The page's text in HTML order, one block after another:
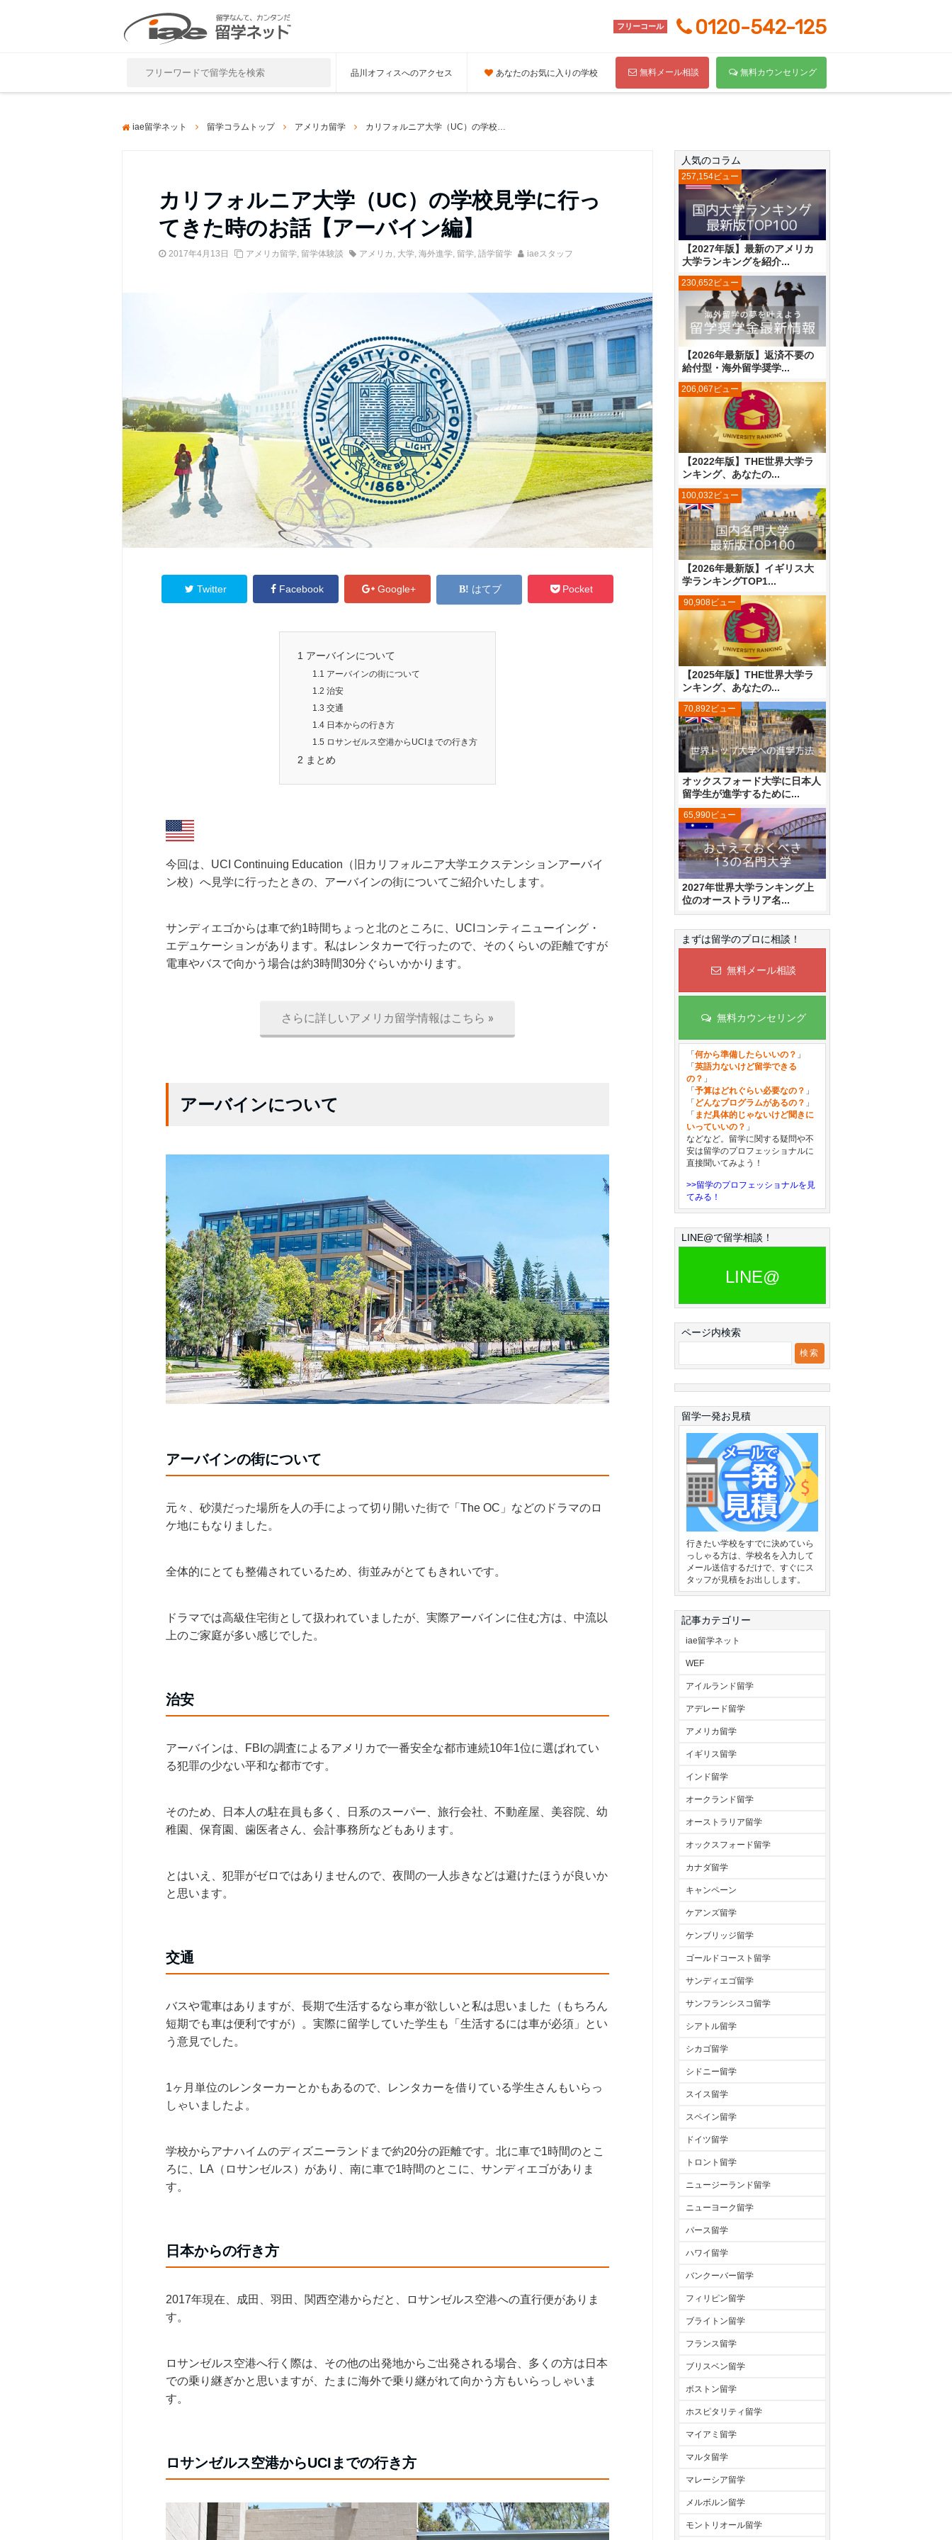
フリーコール 0120-542-125
品川オフィスへのアクセス あなたのお気に入りの学校 無料メール相談 無料カウンセリング
iae留学ネット 留学コラムトップ アメリカ留学 カリフォルニア大学（UC）の学校見学に行ってきた時のお話【アーバイン編】
カリフォルニア大学（UC）の学校見学に行っ
てきた時のお話【アーバイン編】
2017年4月13日 アメリカ留学, 留学体験談 アメリカ , 大学, 海外進学, 留学, 語学留学 iaeスタッフ
Twitter Facebook Google+ はてブ Pocket
1 アーバインについて
1.1 アーバインの街について
1.2 治安
1.3 交通
1.4日本からの行き方
1.5 ロサンゼルス空港からUCIまでの行き方
2 まとめ
今回は、UCI Continuing Education（旧カリフォルニア大学エクステンションアーバイ
ン校）へ見学に行ったときの、アーバインの街についてご紹介いたします。
サンディエゴからは車で約1時間ちょっと北のところに、UCIコンティニューイング・
エデュケーションがあります。私はレンタカーで行ったので、そのくらいの距離ですが
電車やバスで向かう場合は約3時間30分ぐらいかかります。
さらに詳しいアメリカ留学情報はこちら »
アーバインについて
アーバインの街について
元々、砂漠だった場所を人の手によって切り開いた街で「The OC」などのドラマのロ
ケ地にもなりました。
全体的にとても整備されているため、街並みがとてもきれいです。
ドラマでは高級住宅街として扱われていましたが、実際アーバインに住む方は、中流以
上のご家庭が多い感じでした。
治安
アーバインは、FBIの調査によるアメリカで一番安全な都市連続10年1位に選ばれてい
る犯罪の少ない平和な都市です。
そのため、日本人の駐在員も多く、日系のスーパー、旅行会社、不動産屋、美容院、幼
稚園、保育園、歯医者さん、会計事務所などもあります。
とはいえ、犯罪がゼロではありませんので、夜間の一人歩きなどは避けたほうが良いか
と思います。
交通
バスや電車はありますが、長期で生活するなら車が欲しいと私は思いました（もちろん
短期でも車は便利ですが）。実際に留学していた学生も「生活するには車が必須」とい
う意見でした。
1ヶ月単位のレンターカーとかもあるので、レンタカーを借りている学生さんもいらっ
しゃいましたよ。
学校からアナハイムのディズニーランドまで約20分の距離です。北に車で1時間のとこ
ろに、LA（ロサンゼルス）があり、南に車で1時間のとこに、サンディエゴがありま
す。
日本からの行き方
2017年現在、成田、羽田、関西空港からだと、ロサンゼルス空港への直行便がありま
す。
ロサンゼルス空港へ行く際は、その他の出発地からご出発される場合、多くの方は日本
での乗り継ぎかと思いますが、たまに海外で乗り継がれて向かう方もいらっしゃいま
す。
ロサンゼルス空港からUCIまでの行き方
人気のコラム
【2027年版】最新のアメリカ
大学ランキングを紹介...
257,154ビュー
【2026年最新版】返済不要の
給付型・海外留学奨学...
230,652ビュー
【2022年版】THE世界大学ラ
ンキング、あなたの...
206,067ビュー
【2026年最新版】イギリス大
学ランキングTOP1...
100,032ビュー
【2025年版】THE世界大学ラ
ンキング、あなたの...
90,908ビュー
オックスフォード大学に日本人
留学生が進学するために...
70,892ビュー
2027年世界大学ランキング上
位のオーストラリア名...
65,990ビュー
まずは留学のプロに相談！
無料メール相談
無料カウンセリング
「 何から準備したらいいの？ 」
「 英語力ないけど留学できる
の？ 」
「 予算はどれぐらい必要なの？ 」
「 どんなプログラムがあるの？ 」
「 まだ具体的じゃないけど聞きに
いっていいの？ 」
などなど。留学に関する疑問や不
安は留学のプロフェッショナルに
直接聞いてみよう！
>>留学のプロフェッショナルを見
てみる！
LINE@で留学相談！
LINE@
ページ内検索
留学一発お見積
行きたい学校をすでに決めていら
っしゃる方は、学校名を入力して
メール送信するだけで、すぐにス
タッフが見積をお出しします。
記事カテゴリー
iae留学ネット
WEF
アイルランド留学
アデレード留学
アメリカ留学
イギリス留学
インド留学
オークランド留学
オーストラリア留学
オックスフォード留学
カナダ留学
キャンペーン
ケアンズ留学
ケンブリッジ留学
ゴールドコースト留学
サンディエゴ留学
サンフランシスコ留学
シアトル留学
シカゴ留学
シドニー留学
スイス留学
スペイン留学
ドイツ留学
トロント留学
ニュージーランド留学
ニューヨーク留学
パース留学
ハワイ留学
バンクーバー留学
フィリピン留学
ブライトン留学
フランス留学
ブリスベン留学
ボストン留学
ホスピタリティ留学
マイアミ留学
マルタ留学
マレーシア留学
メルボルン留学
モントリオール留学